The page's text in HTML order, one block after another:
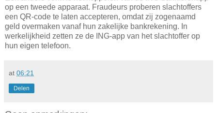
op een tweede apparaat. Fraudeurs proberen slachtoffers
een QR-code te laten accepteren, omdat zij zogenaamd
geld overmaken vanaf hun zakelijke bankrekening. In
werkelijkheid zetten ze de ING-app van het slachtoffer op
hun eigen telefoon.
at 06:21
Delen